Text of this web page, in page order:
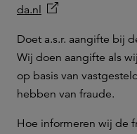
da.nl
Doet a.s.r. aangifte bij
Wij doen aangifte als
op basis van
hebben van fraude.
Hoe informeren wij de